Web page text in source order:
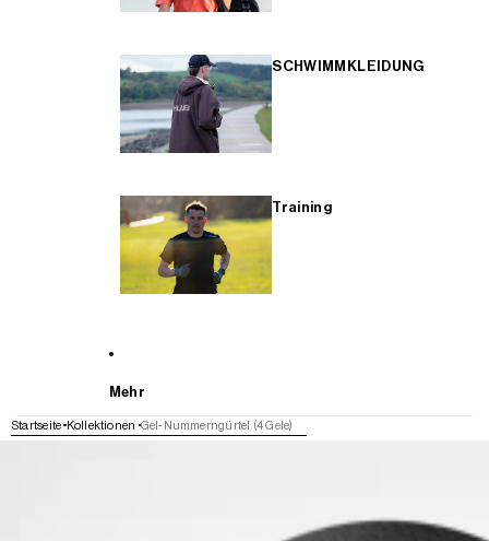
SCHWIMMKLEIDUNG
Training
Mehr
Startseite Kollektionen Gel-Nummerngürtel (4 Gele)
WEITER ZU DEN PRODUKTINFORMATIONEN